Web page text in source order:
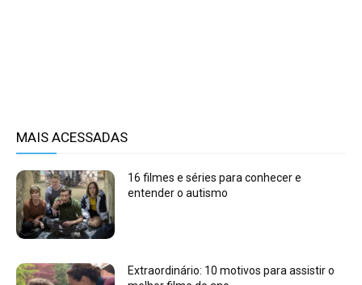
MAIS ACESSADAS
16 filmes e séries para conhecer e
entender o autismo
Extraordinário: 10 motivos para assistir o